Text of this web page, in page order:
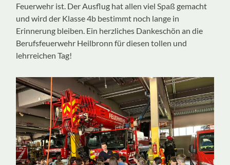
Feuerwehr ist. Der Ausflug hat allen viel Spaß gemacht
und wird der Klasse 4b bestimmt noch lange in
Erinnerung bleiben. Ein herzliches Dankeschön an die
Berufsfeuerwehr Heilbronn für diesen tollen und
lehrreichen Tag!